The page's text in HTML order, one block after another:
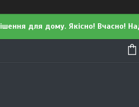
для дому. Якісно! Вчасно!